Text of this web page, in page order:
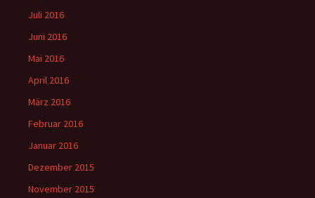
Juli 2016
Juni 2016
Mai 2016
April 2016
März 2016
Februar 2016
Januar 2016
Dezember 2015
November 2015